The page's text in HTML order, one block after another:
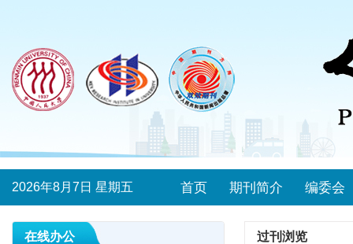
2026年8月7日 星期五 首页 期刊简介 编委会
在线办公 过刊浏览